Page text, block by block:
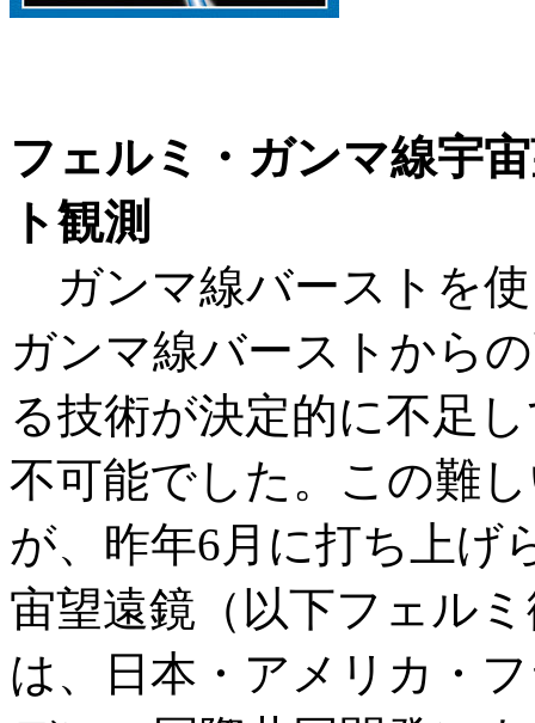
フェルミ・ガンマ線宇
ト観測
ガンマ線バーストを
ガンマ線バーストから
る技術が決定的に不足
不可能でした。この難
が、昨年6月に打ち上げ
宙望遠鏡（以下フェル
は、日本・アメリカ・